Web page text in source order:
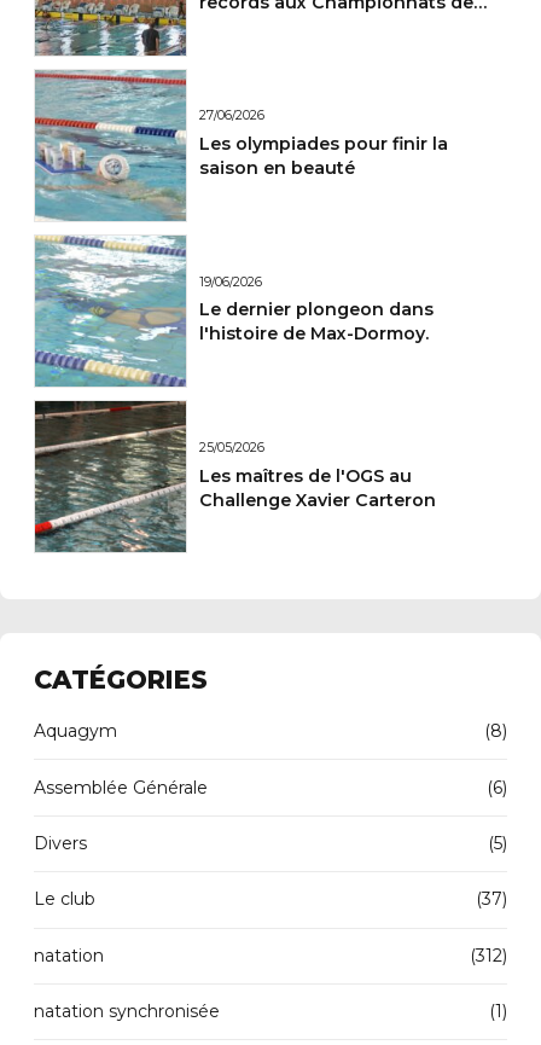
27/06/2026
Les olympiades pour finir la
saison en beauté
19/06/2026
Le dernier plongeon dans
l'histoire de Max-Dormoy.
25/05/2026
Les maîtres de l'OGS au
Challenge Xavier Carteron
CATÉGORIES
Aquagym (8)
Assemblée Générale (6)
Divers (5)
Le club (37)
natation (312)
natation synchronisée (1)